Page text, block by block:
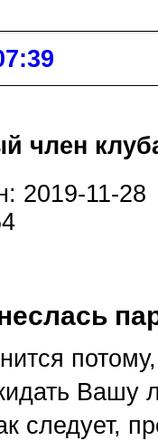
член
2019-11-28
следует,